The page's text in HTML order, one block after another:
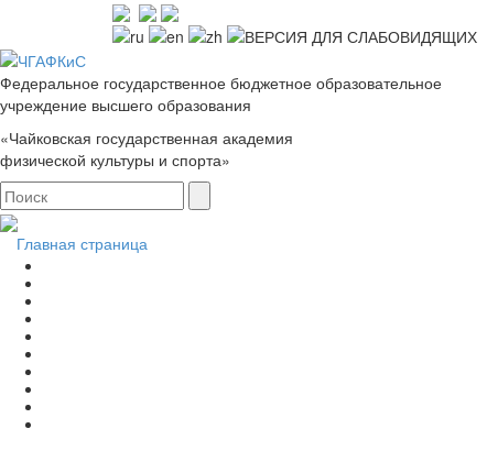
Федеральное государственное бюджетное образовательное
учреждение высшего образования
«Чайковская государственная академия
физической культуры и спорта»
Главная страница